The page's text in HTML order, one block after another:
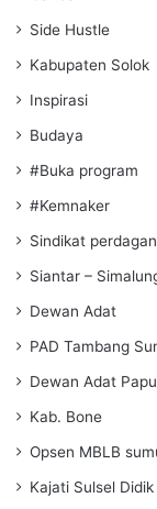
Side Hustle
Kabupaten Solok
Inspirasi
Budaya
#Buka program
#Kemnaker
Sindikat
Siantar –
Dewan Adat
PAD Tambang
Dewan Adat
Kab. Bone
Opsen MBLB
Kajati Sulsel